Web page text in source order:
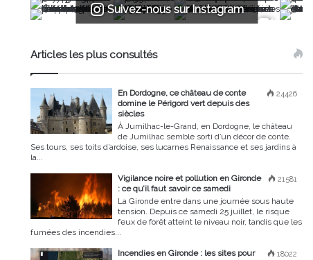
Suivez-nous sur Instagram
Articles les plus consultés
24426
En Dordogne, ce château de conte
domine le Périgord vert depuis des
siècles
À Jumilhac-le-Grand, en Dordogne, le château
de Jumilhac semble sorti d’un décor de conte.
Ses tours, ses toits d’ardoise, ses lucarnes Renaissance et ses jardins à
la...
21581
Vigilance noire et pollution en Gironde
: ce qu’il faut savoir ce samedi
La Gironde entre dans une journée sous haute
tension. Depuis ce samedi 25 juillet, le risque
feux de forêt atteint le niveau noir, tandis que les
fumées des incendies...
18022
Incendies en Gironde : les sites pour